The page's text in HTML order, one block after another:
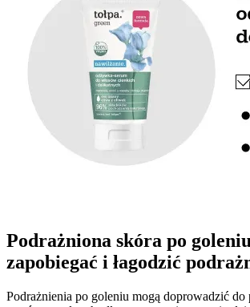
Podrażniona skóra po
zapobiegać i łagodzić
Podrażnienia po goleniu mogą doprowadzić do